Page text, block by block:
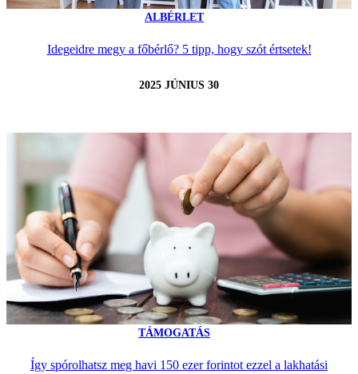
ALBÉRLET
Idegeidre megy a főbérlő? 5 tipp, hogy szót értsetek!
2025 JÚNIUS 30
TÁMOGATÁS
Így spórolhatsz meg havi 150 ezer forintot ezzel a lakhatási